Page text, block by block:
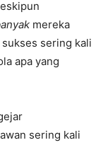
mereka
sering kali
apa yang
sering kali